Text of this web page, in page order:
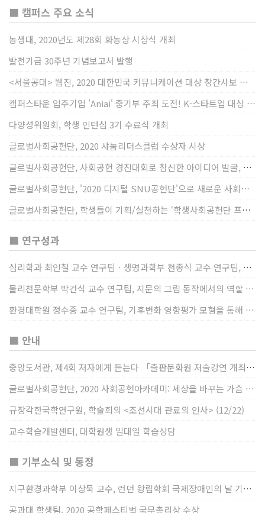
■ 캠퍼스 주요 소식
농생대, 2020년도 제28회 화농상 시상식 개최
발전기금 30주년 기념보고서 발행
<서울공대> 웹진, 2020 대한민국 커뮤니케이션 대상 창간사보 부문 최우수상 선정
캠퍼스타운 입주기업 'Aniai' 중기부 주최 도전! K-스타트업 대상 수상
다양성위원회, 학생 인턴십 3기 수료식 개최
글로벌사회공헌단, 2020 샤눔리더스클럽 수상자 시상
글로벌사회공헌단, 사회공헌 경진대회로 참신한 아이디어 발굴, 지원
글로벌사회공헌단, '2020 디지털 SNU공헌단'으로 새로운 사회공헌에 도전
글로벌사회공헌단, 학생들이 기획/실천하는 ‘학생사회공헌단 프로젝트’ 진행
■ 연구성과
심리학과 최인철 교수 연구팀ㆍ생명과학부 천종식 교수 연구팀, 장내 마이크로바이옴과 정서적 웰빙간 관계 규명
물리천문학부 박건식 교수 연구팀, 지문의 그립 동작에서의 역할 및 원리 규명
환경대학원 정수종 교수 연구팀, 기후변화 영향평가 모형을 통해 기후변화에 따른 급격한 토양수분의 감소가 발생하는 지역과 시간을 규명
■ 안내
중앙도서관, 제4회 저자에게 듣는다 「출판문화원 저술강연 개최」(12/17)
글로벌사회공헌단, 2020 사회공헌아카데미: 세상을 바꾸는 가슴 따뜻한 나눔(12/23~24)
규장각한국학연구원, 학술회의 <조선시대 관료의 인사> (12/22)
교수학습개발센터, 대학원생 일대일 학습상담
■ 기부소식 및 동정
지구환경과학부 이상묵 교수, 런던 왕립학회 국제장애인의 날 기념 “전 세계 장애가 있는 과학자”에 소개
공과대 학생팀, 2020 공학페스티벌 국무총리상 수상